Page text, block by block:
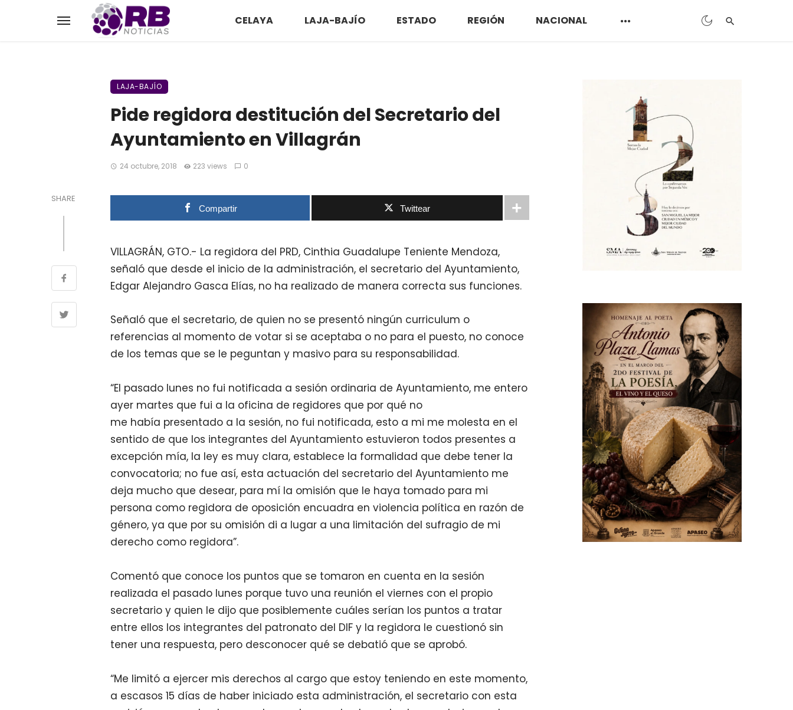
CELAYA LAJA-BAJÍO ESTADO REGIÓN NACIONAL
LAJA-BAJÍO
Pide regidora destitución del Secretario del
Ayuntamiento en Villagrán
24 octubre, 2018 223 views 0
SHARE
Compartir Twittear
VILLAGRÁN, GTO.- La regidora del PRD, Cinthia Guadalupe Teniente Mendoza,
señaló que desde el inicio de la administración, el secretario del Ayuntamiento,
Edgar Alejandro Gasca Elías, no ha realizado de manera correcta sus funciones.
Señaló que el secretario, de quien no se presentó ningún curriculum o
referencias al momento de votar si se aceptaba o no para el puesto, no conoce
de los temas que se le peguntan y masivo para su responsabilidad.
“El pasado lunes no fui notificada a sesión ordinaria de Ayuntamiento, me entero
ayer martes que fui a la oficina de regidores que por qué no
me había presentado a la sesión, no fui notificada, esto a mi me molesta en el
sentido de que los integrantes del Ayuntamiento estuvieron todos presentes a
excepción mía, la ley es muy clara, establece la formalidad que debe tener la
convocatoria; no fue así, esta actuación del secretario del Ayuntamiento me
deja mucho que desear, para mí la omisión que le haya tomado para mi
persona como regidora de oposición encuadra en violencia política en razón de
género, ya que por su omisión di a lugar a una limitación del sufragio de mi
derecho como regidora”.
Comentó que conoce los puntos que se tomaron en cuenta en la sesión
realizada el pasado lunes porque tuvo una reunión el viernes con el propio
secretario y quien le dijo que posiblemente cuáles serían los puntos a tratar
entre ellos los integrantes del patronato del DIF y la regidora le cuestionó sin
tener una respuesta, pero desconocer qué se debatió que se aprobó.
“Me limitó a ejercer mis derechos al cargo que estoy teniendo en este momento,
a escasos 15 días de haber iniciado esta administración, el secretario con esta